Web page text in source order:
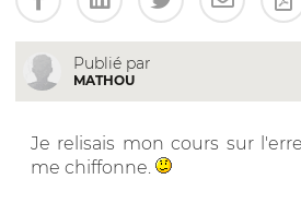
Publié par
MATHOU
Je relisais mon cours sur
me chiffonne.